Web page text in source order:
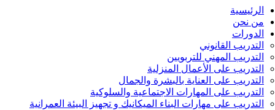
الرئيسية
من نحن
الدورات
التدريب القانوني
التدريب المهني للتربويين
التدريب على الأعمال المنزلية
التدريب على العناية بالبشرة والجمال
التدريب على المهارات الاجتماعية والسلوكية
التدريب على مهارات البناء الميكانيك و تجهيز البيئة العمرانية